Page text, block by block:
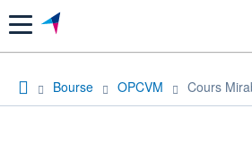
Menu
Bourse OPCVM Cours